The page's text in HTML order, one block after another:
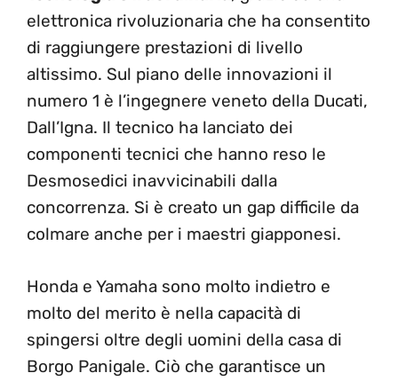
elettronica rivoluzionaria che ha consentito
di raggiungere prestazioni di livello
altissimo. Sul piano delle innovazioni il
numero 1 è l’ingegnere veneto della Ducati,
Dall’Igna. Il tecnico ha lanciato dei
componenti tecnici che hanno reso le
Desmosedici inavvicinabili dalla
concorrenza. Si è creato un gap difficile da
colmare anche per i maestri giapponesi.
Honda e Yamaha sono molto indietro e
molto del merito è nella capacità di
spingersi oltre degli uomini della casa di
Borgo Panigale. Ciò che garantisce un